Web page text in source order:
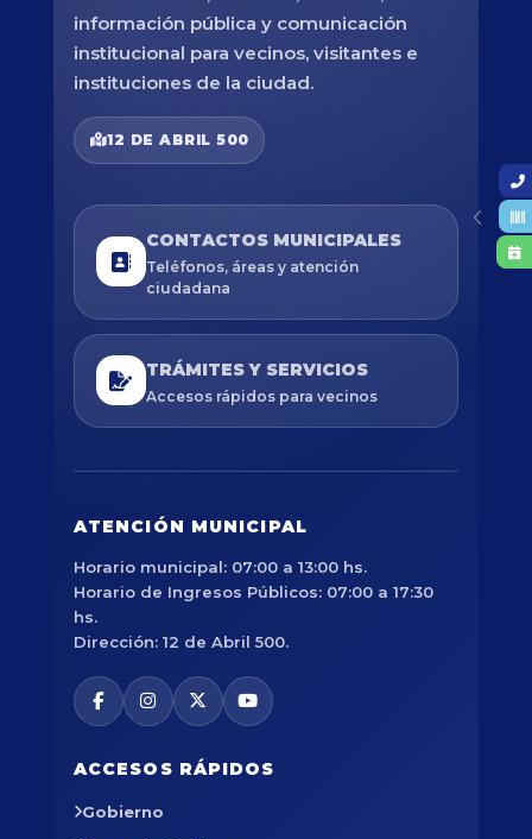
información pública y comunicación
institucional para vecinos, visitantes e
instituciones de la ciudad.
12 DE ABRIL 500
CONTACTOS MUNICIPALES
Teléfonos, áreas y atención
ciudadana
TRÁMITES Y SERVICIOS
Accesos rápidos para vecinos
ATENCIÓN MUNICIPAL
Horario municipal: 07:00 a 13:00 hs.
Horario de Ingresos Públicos: 07:00 a 17:30
hs.
Dirección: 12 de Abril 500.
ACCESOS RÁPIDOS
Gobierno